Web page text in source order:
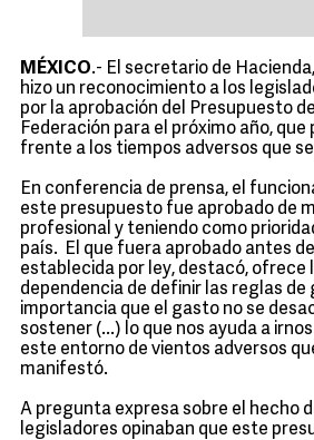
MÉXICO.- El secretario de
hizo un reconocimiento a los
por la aprobación del Presupuesto
Federación para el próximo año,
frente a los tiempos adversos que
En conferencia de prensa, el
este presupuesto fue aprobado de
profesional y teniendo como
país. El que fuera aprobado antes
establecida por ley, destacó, ofrece
dependencia de definir las reglas de
importancia que el gasto no se
sostener (...) lo que nos ayuda a
este entorno de vientos adversos
manifestó.
A pregunta expresa sobre el hecho
legisladores opinaban que este